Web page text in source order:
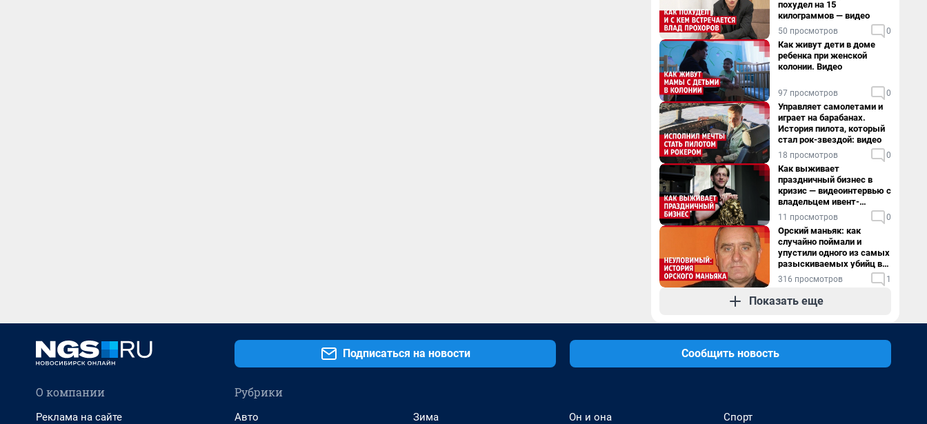
похудел на 15
килограммов — видео
50 просмотров 0
Как живут дети в доме
ребенка при женской
колонии. Видео
97 просмотров 0
Управляет самолетами и
играет на барабанах.
История пилота, который
стал рок-звездой: видео
18 просмотров 0
Как выживает
праздничный бизнес в
кризис — видеоинтервью с
владельцем ивент-
агентства
11 просмотров 0
Орский маньяк: как
случайно поймали и
упустили одного из самых
разыскиваемых убийц в
России. Видео
316 просмотров 1
Показать еще
Подписаться на новости Сообщить новость
О компании
Реклама на сайте
Рубрики
Авто
Зима
Он и она
Спорт